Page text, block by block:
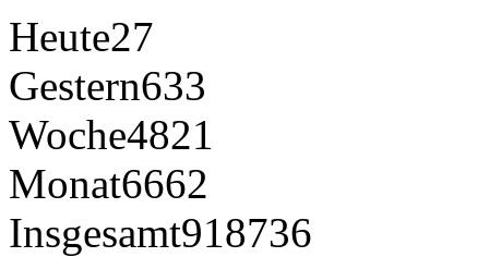
Heute27
Gestern633
Woche4821
Monat6662
Insgesamt918736